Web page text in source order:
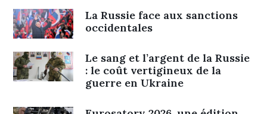
La Russie face aux sanctions
occidentales
Le sang et l’argent de la Russie
: le coût vertigineux de la
guerre en Ukraine